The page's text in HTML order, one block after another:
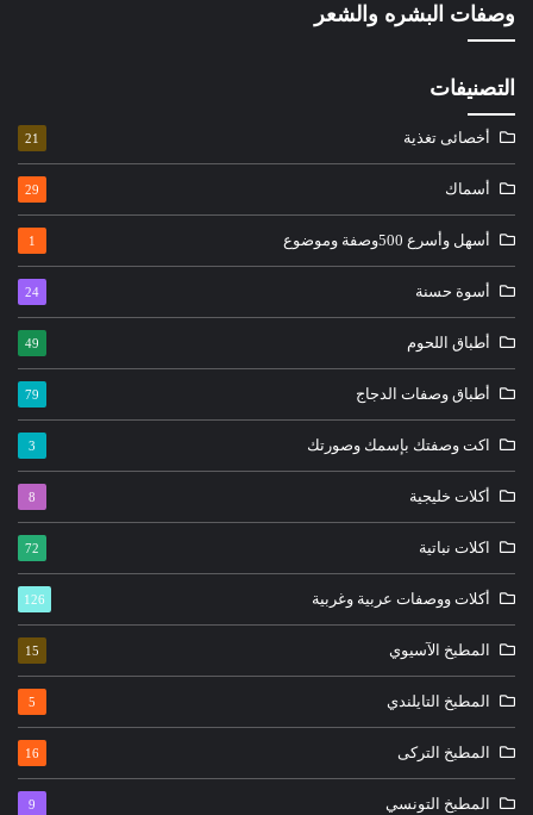
وصفات البشره والشعر
التصنيفات
أخصائى تغذية 21
أسماك 29
أسهل وأسرع 500وصفة وموضوع 1
أسوة حسنة 24
أطباق اللحوم 49
أطباق وصفات الدجاج 79
اكت وصفتك بإسمك وصورتك 3
أكلات خليجية 8
اكلات نباتية 72
أكلات ووصفات عربية وغربية 126
المطبخ الآسيوي 15
المطبخ التايلندي 5
المطبخ التركى 16
المطبخ التونسي 9